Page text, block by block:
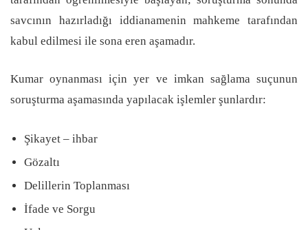
savcının hazırladığı iddianamenin mahkeme tarafından
kabul edilmesi ile sona eren aşamadır.
Kumar oynanması için yer ve imkan sağlama suçunun
soruşturma aşamasında yapılacak işlemler şunlardır:
Şikayet – ihbar
Gözaltı
Delillerin Toplanması
İfade ve Sorgu